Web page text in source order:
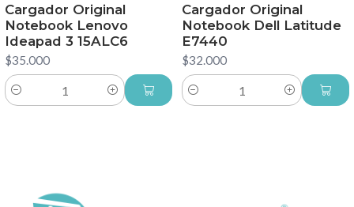
Cargador Original
Notebook Lenovo
Ideapad 3 15ALC6
$35.000
Cantidad
Cargador Original
Notebook Dell Latitude
E7440
$32.000
Cantidad